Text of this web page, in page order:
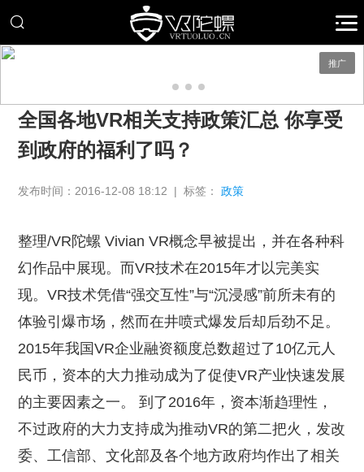
推广
全国各地VR相关支持政策汇总 你享受
到政府的福利了吗？
发布时间：2016-12-08 18:12 | 标签：政策
整理/VR陀螺 Vivian VR概念早被提出，并在各种科
幻作品中展现。而VR技术在2015年才以完美实
现。VR技术凭借“强交互性”与“沉浸感”前所未有的
体验引爆市场，然而在井喷式爆发后却后劲不足。
2015年我国VR企业融资额度总数超过了10亿元人
民币，资本的大力推动成为了促使VR产业快速发展
的主要因素之一。 到了2016年，资本渐趋理性，
不过政府的大力支持成为推动VR的第二把火，发改
委、工信部、文化部及各个地方政府均作出了相关